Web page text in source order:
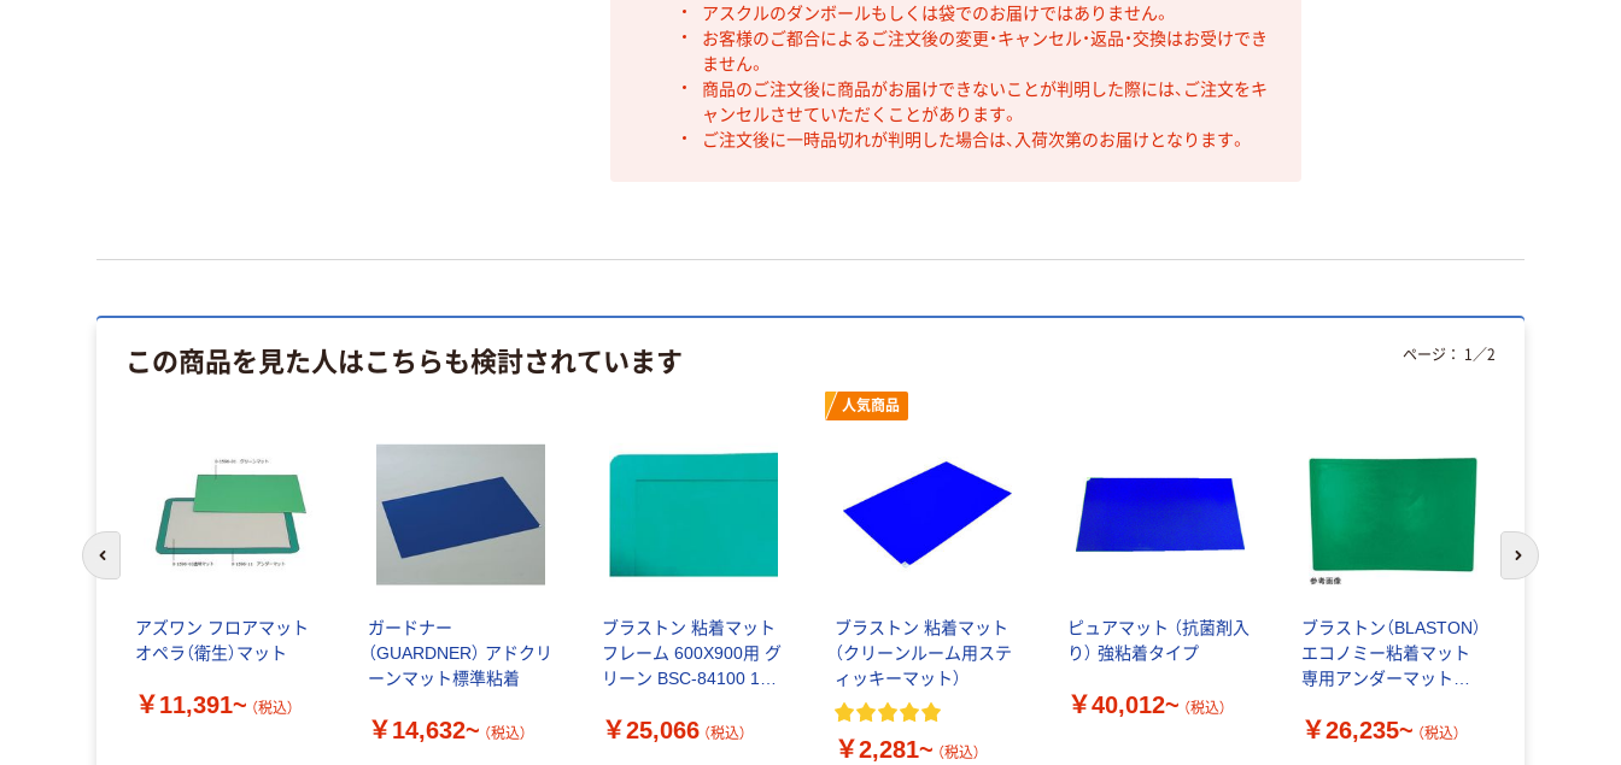
アスクルのダンボールもしくは袋でのお届けではありません。
お客様のご都合によるご注文後の変更・キャンセル・返品・交換はお受けでき
ません。
商品のご注文後に商品がお届けできないことが判明した際には、ご注文をキ
ャンセルさせていただくことがあります。
ご注文後に一時品切れが判明した場合は、入荷次第のお届けとなります。
この商品を見た人はこちらも検討されています
アズワン フロアマット
オペラ（衛生）マット
￥11,391~ （税込）
ガードナー
（GUARDNER） アドクリ
ーンマット標準粘着
￥14,632~ （税込）
ブラストン 粘着マット
フレーム 600X900用 グ
リーン BSC-84100 1枚
￥25,066 （税込）
人気商品
ブラストン 粘着マット
（クリーンルーム用ステ
ィッキーマット）
￥2,281~ （税込）
ピュアマット （抗菌剤入
り） 強粘着タイプ
￥40,012~ （税込）
ブラストン（BLASTON）
エコノミー粘着マット
専用アンダーマット
￥26,235~ （税込）
ページ： 1 ／2
前のスライドへ 次のスライド